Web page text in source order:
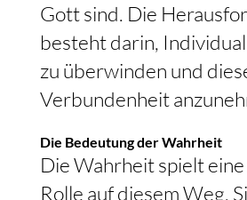
Gott sind. Die
besteht darin,
zu überwinden und
Verbundenheit
Die Bedeutung der Wahrheit
Die Wahrheit spielt
Rolle auf diesem Weg.